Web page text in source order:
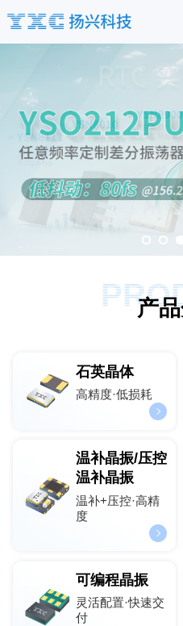
产
石英晶体
高精度·低损耗
温补晶振/压控
温补晶振
温补+压控·高精
度
可编程晶振
灵活配置·快速交
付